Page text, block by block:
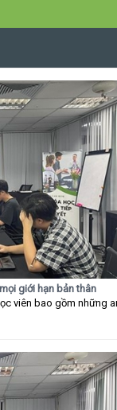
giới hạn bản thân
viên bao gồm những